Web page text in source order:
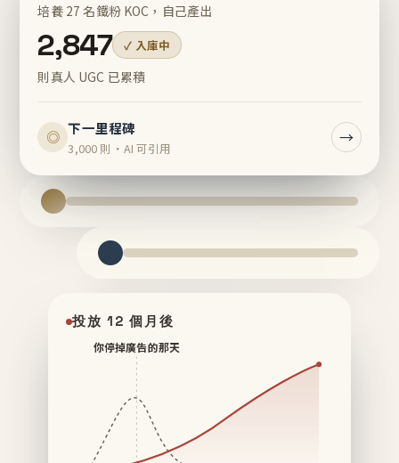
培養 27 名鐵粉 KOC，自己產出
2,847 ✓ 入庫中
則真人 UGC 已累積
◎ 下一里程碑
3,000 則・AI 可引用
→
投放 12 個月後
你停掉廣告的那天